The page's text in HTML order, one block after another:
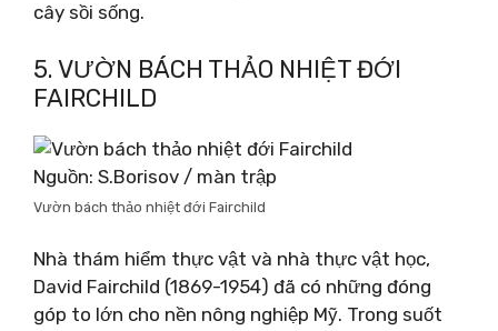
cây sồi sống.
5. VƯỜN BÁCH THẢO NHIỆT ĐỚI
FAIRCHILD
Nguồn: S.Borisov / màn trập
Vườn bách thảo nhiệt đới Fairchild
Nhà thám hiểm thực vật và nhà thực vật học,
David Fairchild (1869-1954) đã có những đóng
góp to lớn cho nền nông nghiệp Mỹ. Trong suốt